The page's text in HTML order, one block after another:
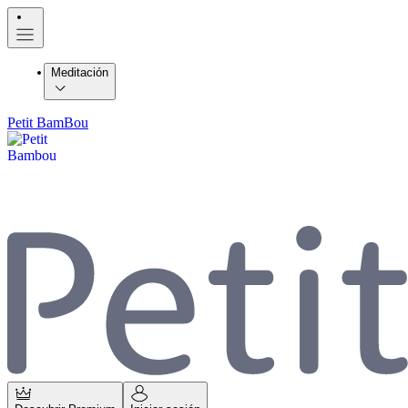
Meditación
Petit BamBou